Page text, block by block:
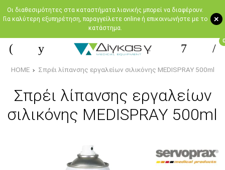
+
Oι διαθεσιμότητες στα καταστήματα λιανικής μπορεί να διαφέρουν.
Για καλύτερη εξυπηρέτηση, παραγγείλετε online ή επικοινωνήστε με το
κατάστημα.
0
HOME Σπρέι λίπανσης εργαλείων σιλικόνης MEDISPRAY 500ml
Σπρέι λίπανσης εργαλείων
σιλικόνης MEDISPRAY 500ml